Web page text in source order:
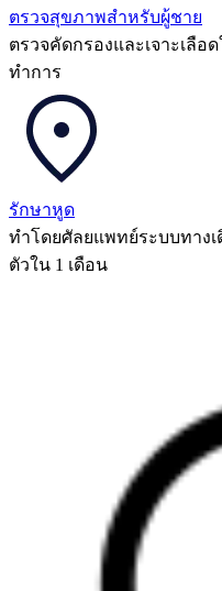
ตรวจสุขภาพสำหรับผู้ชาย
ตรวจคัดกรองและเจาะเลือ
ทำการ
รักษาหูด
ทำโดยศัลยแพทย์ระบบทางเ
ตัวใน 1 เดือน